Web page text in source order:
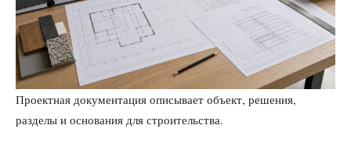
Проектная документация описывает объект, решения,
разделы и основания для строительства.